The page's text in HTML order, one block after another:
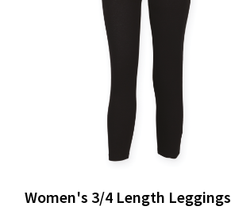
Women's 3/4 Length Leggings